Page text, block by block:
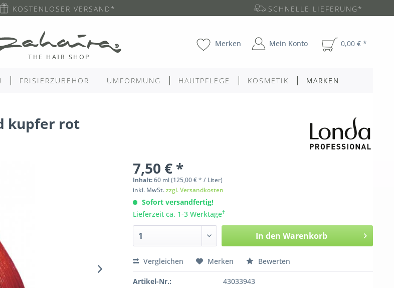
KOSTENLOSER VERSAND* SCHNELLE LIEFERUNG*
Merken Mein Konto 0,00 € *
FRISIERZUBEHÖR UMFORMUNG HAUTPFLEGE KOSMETIK MARKEN
kupfer rot
7,50 € *
Inhalt:60 ml(125,00 € * / Liter)
inkl. MwSt.zzgl. Versandkosten
Sofort versandfertig!
Lieferzeit ca. 1-3 Werktage†
In den Warenkorb
Vergleichen Merken Bewerten
Artikel-Nr.: 43033943